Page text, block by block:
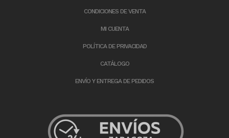
CONDICIONES DE VENTA
MI CUENTA
POLÍTICA DE PRIVACIDAD
CATÁLOGO
ENVÍO Y ENTREGA DE PEDIDOS